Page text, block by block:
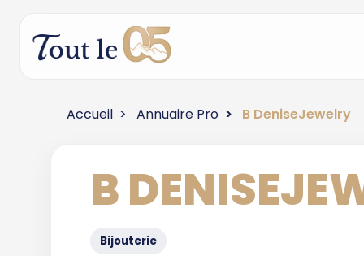
Accueil Annuaire Pro B DeniseJewelry
B
Bijouterie